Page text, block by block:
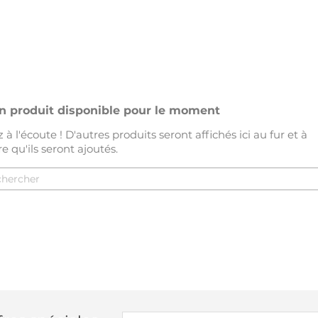
produit disponible pour le moment
à l'écoute ! D'autres produits seront affichés ici au fur et à
qu'ils seront ajoutés.